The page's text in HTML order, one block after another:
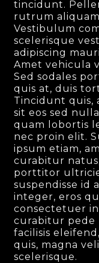
tincidunt.
rutrum
Vestibulum
scelerisque
adipiscing
Amet vehicula
Sed sodales
quis at, duis
Tincidunt quis,
sit eos sed
quam lobortis
nec proin elit.
ipsum etiam,
curabitur
porttitor
suspendisse id
integer, eros
consectetuer
curabitur pede
facilisis
quis, magna
scelerisque.